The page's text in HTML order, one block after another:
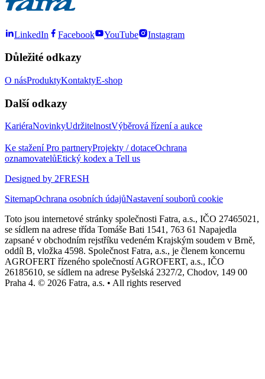
LinkedIn Facebook YouTube Instagram
Důležité odkazy
O násProduktyKontaktyE-shop
Další odkazy
KariéraNovinkyUdržitelnostVýběrová řízení a aukce
Ke staženíPro partneryProjekty / dotaceOchrana
oznamovatelůEtický kodex a Tell us
Designed by 2FRESH
SitemapOchrana osobních údajůNastavení souborů cookie
Toto jsou internetové stránky společnosti Fatra, a.s., IČO 27465021,
se sídlem na adrese třída Tomáše Bati 1541, 763 61 Napajedla
zapsané v obchodním rejstříku vedeném Krajským soudem v Brně,
oddíl B, vložka 4598. Společnost Fatra, a.s., je členem koncernu
AGROFERT řízeného společností AGROFERT, a.s., IČO
26185610, se sídlem na adrese Pyšelská 2327/2, Chodov, 149 00
Praha 4. © 2026 Fatra, a.s. • All rights reserved